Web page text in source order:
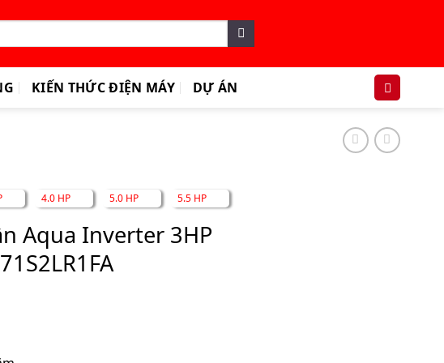
KIẾN THỨC ĐIỆN MÁY DỰ ÁN
4.0 HP 5.0 HP 5.5 HP
Aqua Inverter 3HP